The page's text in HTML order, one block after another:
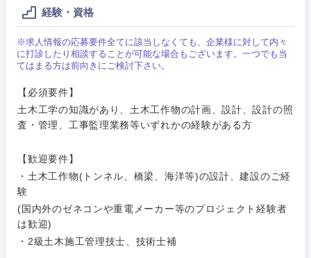
経験・資格
※求人情報の応募要件全てに該当しなくても、企業様に対して内々
に打診したり相談することが可能な場合もございます。一つでも当
てはまる方は前向きにご検討下さい。
【必須要件】
土木工学の知識があり、土木工作物の計画、設計、設計の照
査・管理、工事監理業務等いずれかの経験がある方
【歓迎要件】
・土木工作物(トンネル、橋梁、海洋等)の設計、建設のご経
験
(国内外のゼネコンや重電メーカー等のプロジェクト経験者
は歓迎)
・2級土木施工管理技士、技術士補
管理
SCM
マーケテ
ィング
営業
クリエイ
ティブ
新規事業企画・立上げ
経営企画
人事
マーケティング
営業
クリエイティブ
コンサルタント
専門職
電気・電子・半導体
素材・化学・金属
食品・化粧品・アパレル・消費財
宮城県
福島県
フリーワード
こだわり条件を入力ください
急募
業
外資系企業